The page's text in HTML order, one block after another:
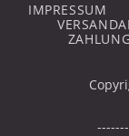
IMPRESSUM